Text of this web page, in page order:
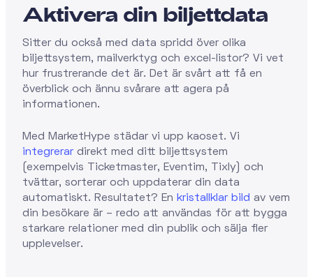
Aktivera din biljettdata
Sitter du också med data spridd över olika
biljettsystem, mailverktyg och excel-listor? Vi vet
hur frustrerande det är. Det är svårt att få en
överblick och ännu svårare att agera på
informationen.
Med MarketHype städar vi upp kaoset. Vi
integrerardirekt med ditt biljettsystem
(exempelvis Ticketmaster, Eventim, Tixly) och
tvättar, sorterar och uppdaterar din data
automatiskt. Resultatet? En kristallklar bild av vem
din besökare är – redo att användas för att bygga
starkare relationer med din publik och sälja fler
upplevelser.